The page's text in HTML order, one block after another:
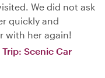
We did not ask
quickly and
with her again!
Scenic Car